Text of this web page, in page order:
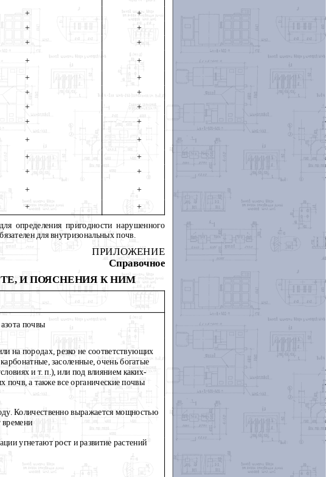
+ +
+ +
+ +
+ +
+
+
+
+
+ +
+ +
+
+
+ +
+ +
+
+
+ +
определения пригодности нарушенного
для внутризональных почв.
ПРИЛОЖЕНИЕ
Справочное
И ПОЯСНЕНИЯ К НИМ
почвы
на породах, резко не соответствующих
засоленные, очень богатые
и т. п.), или под влиянием каких-
почв, а также все органические почвы
Количественно выражается мощностью
времени
угнетают рост и развитие растений